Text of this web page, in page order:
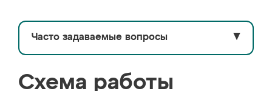
Часто задаваемые вопросы ▼
Схема работы